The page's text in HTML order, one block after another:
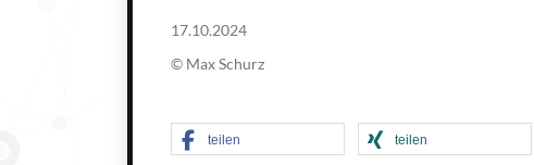
17.10.2024
© Max Schurz
teilen teilen